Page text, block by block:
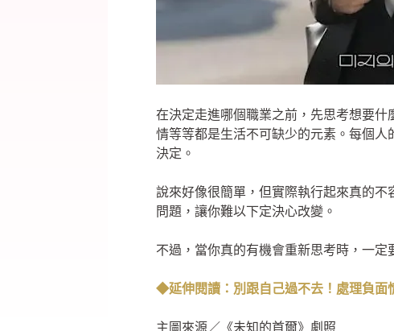
在決定走進哪個職業之前，先思考想要
情等等都是生活不可缺少的元素。每個
決定。
說來好像很簡單，但實際執行起來真的
問題，讓你難以下定決心改變。
不過，當你真的有機會重新思考時，一
◆延伸閱讀：別跟自己過不去！處理負面
主圖來源／《未知的首爾》劇照